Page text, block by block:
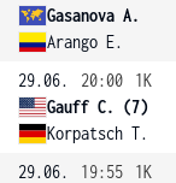
Gasanova A.
Arango E.
29.06.
20:00
1K
Gauff C. (7)
Korpatsch T.
29.06.
19:55
1K